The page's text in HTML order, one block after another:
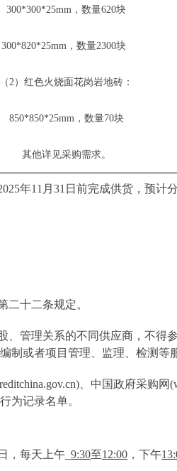
300*300*25mm，数量620块
300*820*25mm，数量2300块
（2）红色火烧面花岗岩地砖：
850*850*25mm，数量70块
其他详见采购需求。
年11 月 31 日前完成供货，预计分
二十二条规定。
、管理关系的不同供应商，不得
制或者项目管理、监理、检测等
、中国政府采购网
为记录名单。
日， 每天上午 9:30至1 2:00 ，下午13: